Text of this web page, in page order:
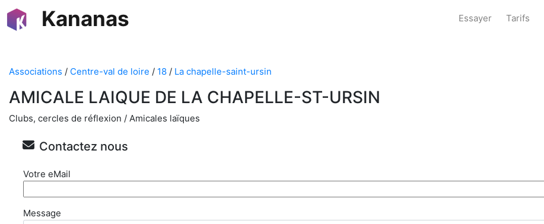
Kananas Essayer Tarifs
Associations / Centre-val de loire / 18 / La chapelle-saint-ursin
AMICALE LAIQUE DE LA CHAPELLE-ST-URSIN
Clubs, cercles de réflexion / Amicales laïques
Contactez nous
Votre eMail
Message